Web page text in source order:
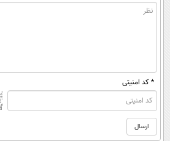
* کد امنیتی